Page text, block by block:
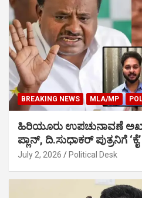
BREAKING NEWS MLA/MP
ಹಿರಿಯೂರು ಉಪಚುನಾವಣೆ
ಪ್ಲಾನ್, ದಿ.ಸುಧಾಕರ್ ಪುತ್ರನಿಗೆ
July 2, 2026 Political Desk